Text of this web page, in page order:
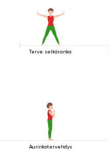
Terve selkäranka
Aurinkotervehdys